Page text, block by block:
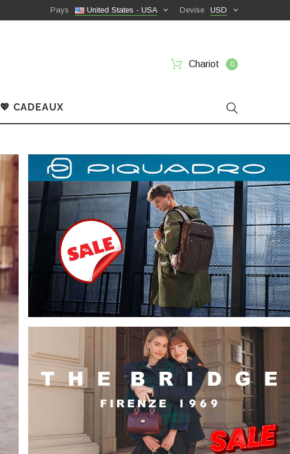
USD
Devise
United States - USA
Pays
Chariot 0
💖 CADEAUX